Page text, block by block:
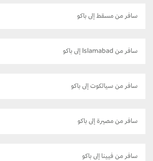
سافر من مسقط إلى باكو
سافر من Islamabad إلى باكو
سافر من سيالكوت إلى باكو
سافر من مصيرة إلى باكو
سافر من فيينا إلى باكو